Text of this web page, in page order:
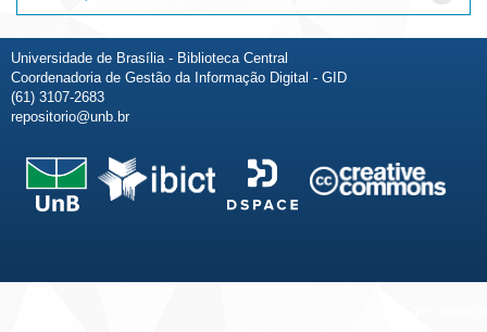
Universidade de Brasília - Biblioteca Central
Coordenadoria de Gestão da Informação Digital - GID
(61) 3107-2683
repositorio@unb.br